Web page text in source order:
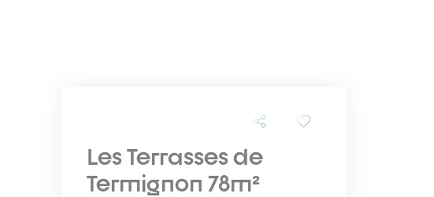
Les Terrasses de
Termignon 78m²